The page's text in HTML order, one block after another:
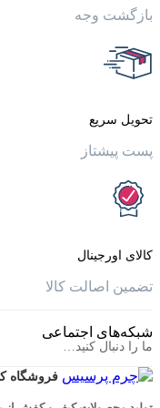
وجه
کالا
اجتماعی
کنید…
فروشگاه کیف و